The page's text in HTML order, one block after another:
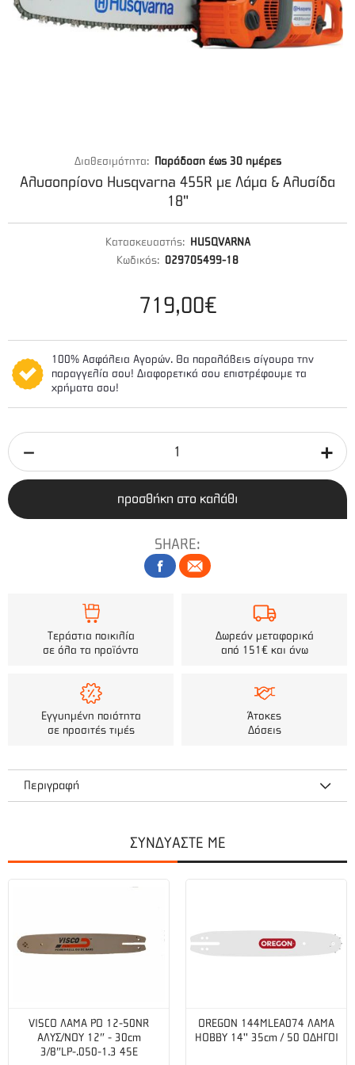
Διαθεσιμότητα: Παράδοση έως 30 ημέρες
Αλυσοπρίονο Husqvarna 455R με Λάμα & Αλυσίδα
18"
Κατασκευαστής: HUSQVARNA
Κωδικός: 029705499-18
719,00€
100% Ασφάλεια Αγορών. Θα παραλάβεις σίγουρα την
παραγγελία σου! Διαφορετικά σου επιστρέφουμε τα
χρήματα σου!
προσθήκη στο καλάθι
SHARE:
Τεράστια ποικιλία
σε όλα τα προϊόντα
Δωρεάν μεταφορικά
από 151€ και άνω
Εγγυημένη ποιότητα
σε προσιτές τιμές
Άτοκες
Δόσεις
Περιγραφή
Στάθμες κραδασμών
Επίπεδο κραδασμών/ πίσω χειρολαβή (m/s²):6,9
Τεχνικά χαρακτηριστικά
Βήμα αλυσίδας (inch):
ΣΥΝΔΥΑΣΤΕ ΜΕ
VISCO ΛΑΜΑ PO 12-50NR
ΑΛΥΣ/ΝΟΥ 12″ - 30cm
3/8″LP-.050-1.3 45E
OREGON 144MLEA074 ΛΑΜΑ
HOBBY 14'' 35cm / 50 ΟΔΗΓΟΙ